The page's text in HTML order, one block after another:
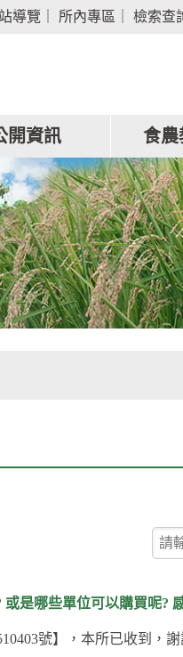
導覽 所內專區 檢索查
開資訊 食農
關
是哪些單位可以購買呢?
號】，本所已收到，